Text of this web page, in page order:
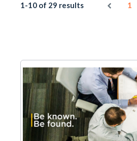
1-10 of 29 results 1